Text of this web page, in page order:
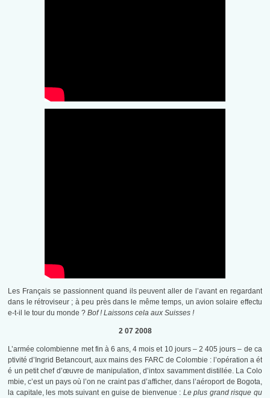
Les Français se passionnent quand ils peuvent aller de l’avant en regardant
dans le rétroviseur ; à peu près dans le même temps, un avion solaire effectu
e-t-il le tour du monde ?Bof ! Laissons cela aux Suisses !
2 07 2008
L’armée colombienne met fin à 6 ans, 4 mois et 10 jours – 2 405 jours – de ca
ptivité d’Ingrid Betancourt, aux mains des FARC de Colombie : l’opération a ét
é un petit chef d’œuvre de manipulation, d’intox savamment distillée. La Colo
mbie, c’est un pays où l’on ne craint pas d’afficher, dans l’aéroport de Bogota,
la capitale, les mots suivant en guise de bienvenue : Le plus grand risque qu